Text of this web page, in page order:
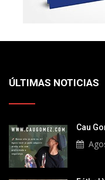
ÚLTIMAS NOTICIAS
Cau